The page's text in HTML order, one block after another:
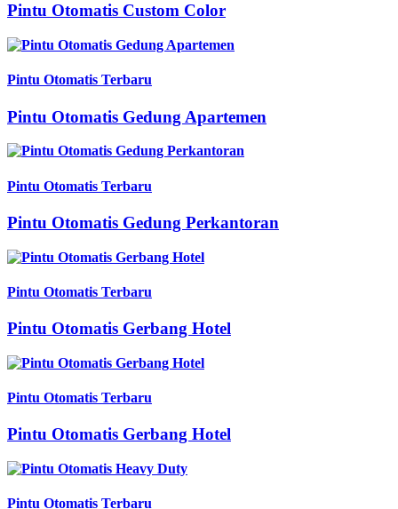
Pintu Otomatis Custom Color
Pintu Otomatis Terbaru
Pintu Otomatis Gedung Apartemen
Pintu Otomatis Terbaru
Pintu Otomatis Gedung Perkantoran
Pintu Otomatis Terbaru
Pintu Otomatis Gerbang Hotel
Pintu Otomatis Terbaru
Pintu Otomatis Gerbang Hotel
Pintu Otomatis Terbaru